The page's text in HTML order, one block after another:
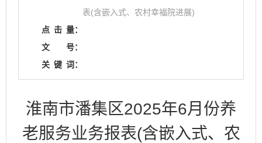
表(含嵌入式、农村幸福院进展)
点 击 量：
文
号：
关 键 词：
淮南市潘集区2025年6月份养
老服务业务报表(含嵌入式、农